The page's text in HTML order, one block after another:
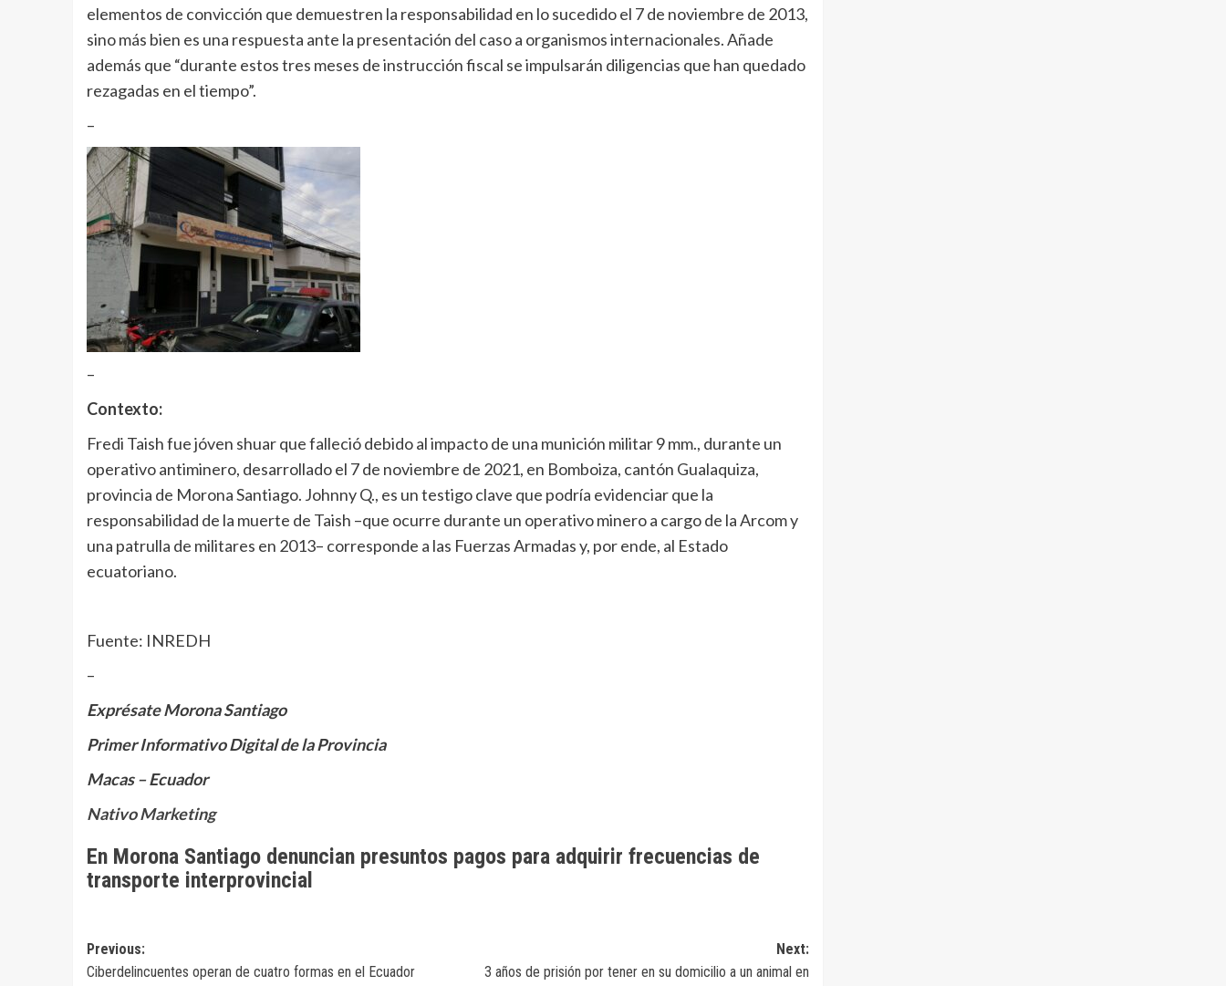
elementos de convicción que demuestren la responsabilidad en lo sucedido el 7 de noviembre de 2013,
sino más bien es una respuesta ante la presentación del caso a organismos internacionales. Añade
además que “durante estos tres meses de instrucción fiscal se impulsarán diligencias que han quedado
rezagadas en el tiempo”.
–
–
Contexto:
Fredi Taish fue jóven shuar que falleció debido al impacto de una munición militar 9 mm., durante un
operativo antiminero, desarrollado el 7 de noviembre de 2021, en Bomboiza, cantón Gualaquiza,
provincia de Morona Santiago. Johnny Q., es un testigo clave que podría evidenciar que la
responsabilidad de la muerte de Taish –que ocurre durante un operativo minero a cargo de la Arcom y
una patrulla de militares en 2013– corresponde a las Fuerzas Armadas y, por ende, al Estado
ecuatoriano.
Fuente: INREDH
–
Exprésate Morona Santiago
Primer Informativo Digital de la Provincia
Macas – Ecuador
Nativo Marketing
En Morona Santiago denuncian presuntos pagos para adquirir frecuencias de
transporte interprovincial
Navegación
Previous:
Ciberdelincuentes operan de cuatro formas en el Ecuador
Next:
3 años de prisión por tener en su domicilio a un animal en